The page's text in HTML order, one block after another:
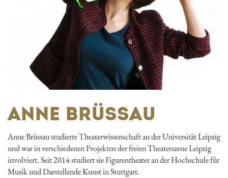
ANNE BRÜSSAU
Anne Brüssau studierte Theaterwissenschaft an der Universität Leipzig
und war in verschiedenen Projekten der freien Theaterszene Leipzig
involviert. Seit 2014 studiert sie Figurentheater an der Hochschule für
Musik und Darstellende Kunst in Stuttgart.